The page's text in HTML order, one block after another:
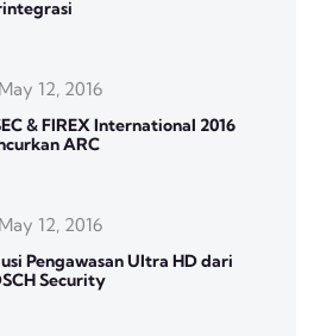
May 12, 2016
& FIREX International 2016
ARC
May 12, 2016
Pengawasan Ultra HD dari
Security